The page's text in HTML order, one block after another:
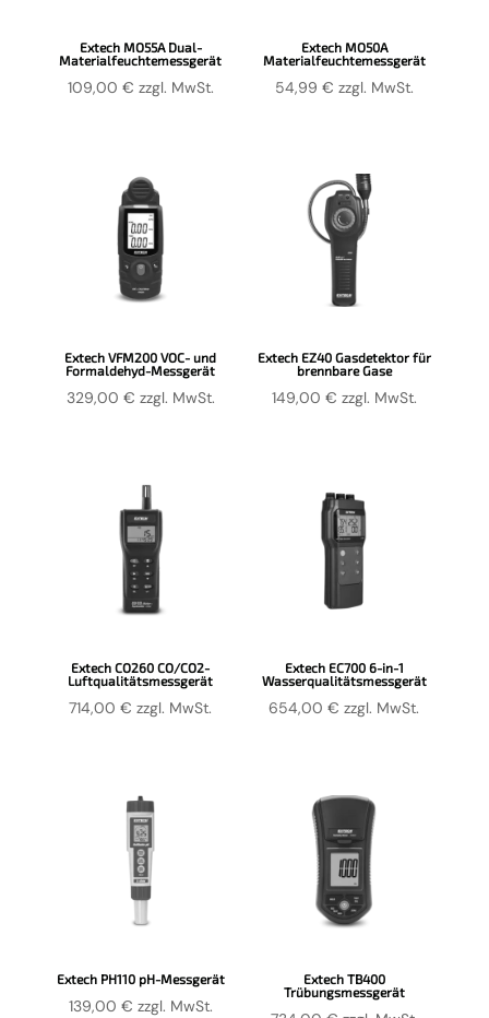
Extech MO55A Dual-
Materialfeuchtemessgerät
109,00 € zzgl. MwSt.
Extech MO50A
Materialfeuchtemessgerät
54,99 € zzgl. MwSt.
Extech VFM200 VOC- und
Formaldehyd-Messgerät
329,00 € zzgl. MwSt.
Extech EZ40 Gasdetektor für
brennbare Gase
149,00 € zzgl. MwSt.
Extech CO260 CO/CO2-
Luftqualitätsmessgerät
714,00€ zzgl. MwSt.
Extech EC700 6-in-1
Wasserqualitätsmessgerät
654,00€ zzgl. MwSt.
Extech PH110 pH-Messgerät
139,00 € zzgl. MwSt.
Extech TB400
Trübungsmessgerät